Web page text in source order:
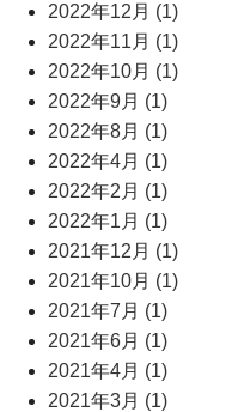
2022年12月 (1)
2022年11月 (1)
2022年10月 (1)
2022年9月 (1)
2022年8月 (1)
2022年4月 (1)
2022年2月 (1)
2022年1月 (1)
2021年12月 (1)
2021年10月 (1)
2021年7月 (1)
2021年6月 (1)
2021年4月 (1)
2021年3月 (1)